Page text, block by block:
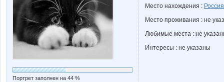
Портрет заполнен на 44 %
Место нахождения : Россия
Место проживания : не
Любимые места : не
Интересы : не указаны